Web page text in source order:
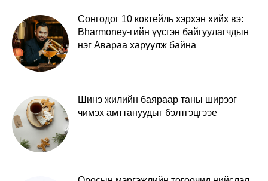
Сонгодог 10 коктейль хэрхэн хийх вэ:
Bharmoney-гийн үүсгэн байгуулагчдын
нэг Авараа харуулж байна
Шинэ жилийн баяраар таны ширээг
чимэх амттануудыг бэлтгэцгээе